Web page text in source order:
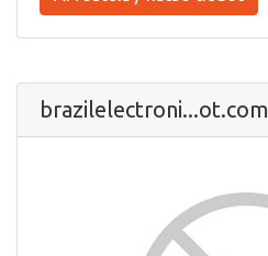
brazilelectroni...ot.com